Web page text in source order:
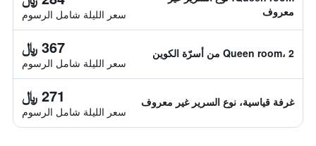
معروف
سعر الليلة شامل الرسوم
Queen room، 2 من أسرّة الكوين 367 ﷼
سعر الليلة شامل الرسوم
غرفة قياسية، نوع السرير غير معروف 271 ﷼
سعر الليلة شامل الرسوم